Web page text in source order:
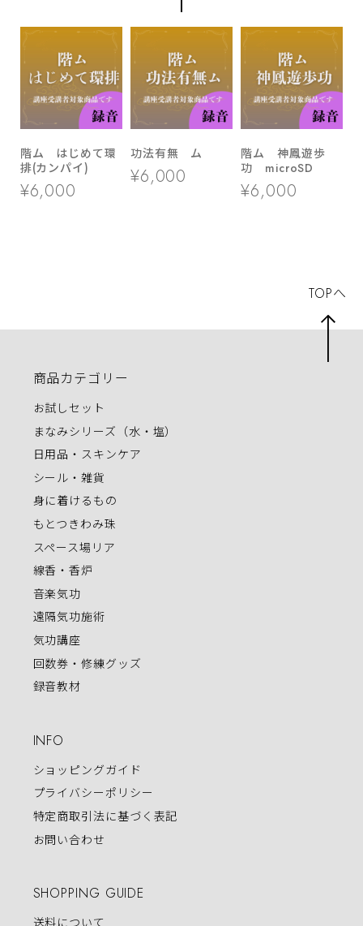
階ム はじめて環
排(カンパイ)
¥6,000
功法有無 ム
¥6,000
階ム 神鳳遊歩
功 microSD
¥6,000
商品カテゴリー
お試しセット
まなみシリーズ（水・塩）
日用品・スキンケア
シール・雑貨
身に着けるもの
もとつきわみ珠
スペース場リア
線香・香炉
音楽気功
遠隔気功施術
気功講座
回数券・修練グッズ
録音教材
INFO
ショッピングガイド
プライバシーポリシー
特定商取引法に基づく表記
お問い合わせ
SHOPPING GUIDE
TOPへ